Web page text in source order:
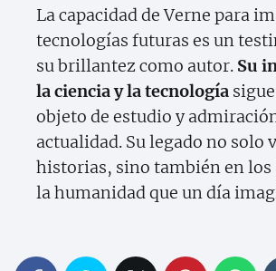
La capacidad de Verne para
tecnologías futuras es un
su brillantez como autor. Su
la ciencia y la tecnología
objeto de estudio y
actualidad. Su legado no solo
historias, sino también en los
la humanidad que un día